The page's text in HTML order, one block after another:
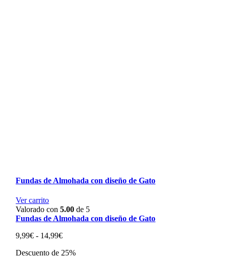
Fundas de Almohada con diseño de Gato
Ver carrito
Valorado con5.00 de 5
Fundas de Almohada con diseño de Gato
9,99€ - 14,99€Rango
precios:
Descuento de 25%